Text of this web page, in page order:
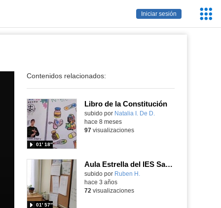
Iniciar sesión
Contenidos relacionados:
Libro de la Constitución
Contenido educativo.
subido por Natalia I. De D.
01′ 18″
hace 8 meses
97visualizaciones
Aula Estrella del IES Santa Eugenia
Contenido educativo.
subido por Ruben H.
01′ 57″
hace 3 años
72 visualizaciones